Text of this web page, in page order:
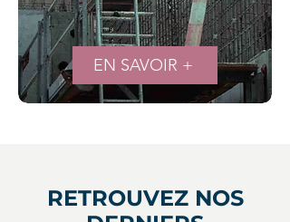
EN SAVOIR +
RETROUVEZ NOS